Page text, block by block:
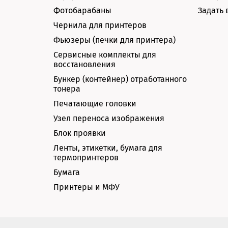
Фотобарабаны
Чернила для принтеров
Фьюзеры (печки для принтера)
Сервисные комплекты для
восстановления
Бункер (контейнер) отработанного
тонера
Печатающие головки
Узел переноса изображения
Блок проявки
Ленты, этикетки, бумага для
термопринтеров
Бумага
Принтеры и МФУ
Задать